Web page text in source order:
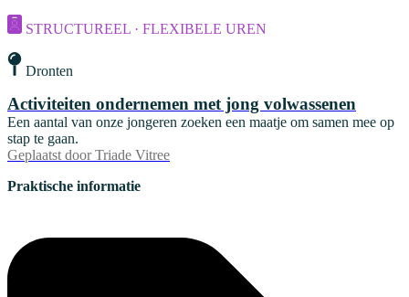
STRUCTUREEL · FLEXIBELE UREN
Dronten
Activiteiten ondernemen met jong volwassenen
Een aantal van onze jongeren zoeken een maatje om samen mee op
stap te gaan.
Geplaatst door Triade Vitree
Praktische informatie